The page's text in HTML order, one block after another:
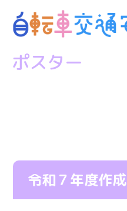
ポスター
令和７年度作成